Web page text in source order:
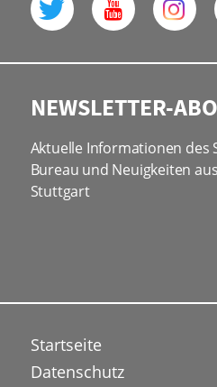
NEWSLETTER-ABO
Aktuelle Informationen des
Bureau und Neuigkeiten
Stuttgart
Startseite
Datenschutz